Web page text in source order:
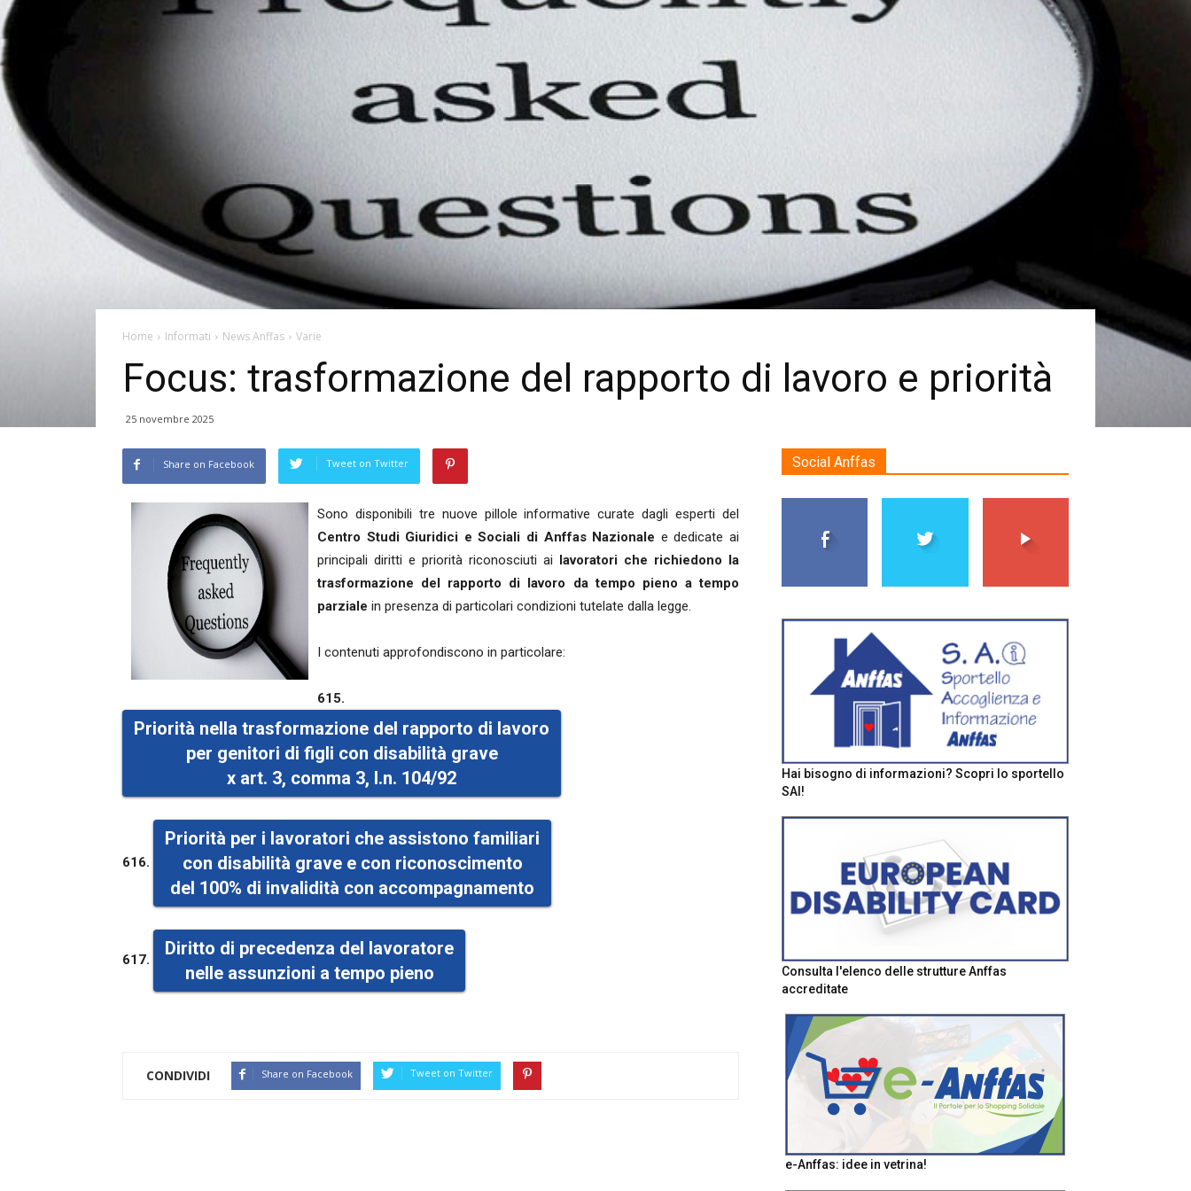
Home Informati News Anffas Varie
Focus: trasformazione del rapporto di lavoro e priorità
25 novembre 2025
Share on Facebook Tweet on Twitter
Sono disponibili tre nuove pillole informative curate dagli esperti del
Centro Studi Giuridici e Sociali di Anffas Nazionale e dedicate ai
principali diritti e priorità riconosciuti ai
lavoratori che richiedono la
trasformazione del rapporto di lavoro da tempo pieno a tempo
parziale in presenza di particolari condizioni tutelate dalla legge.
I contenuti approfondiscono in particolare:
615.
Priorità nella trasformazione del rapporto di lavoro
per genitori di figli con disabilità grave
x art. 3, comma 3, l.n. 104/92
616.
Priorità per i lavoratori che assistono familiari
con disabilità grave e con riconoscimento
del 100% di invalidità con accompagnamento
617.
Diritto di precedenza del lavoratore
nelle assunzioni a tempo pieno
CONDIVIDI Share on Facebook Tweet on Twitter
Social Anffas
Hai bisogno di informazioni? Scopri lo sportello
SAI!
Consulta l'elenco delle strutture Anffas
accreditate
e-Anffas: idee in vetrina!